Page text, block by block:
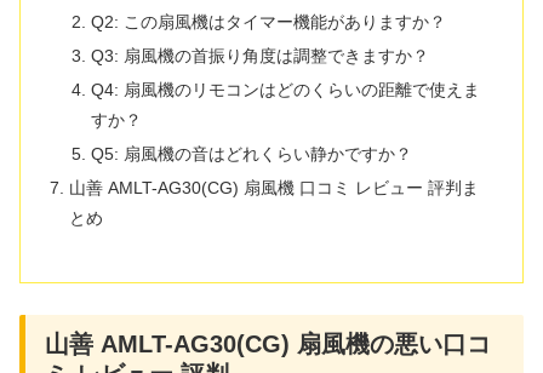
Q2: この扇風機はタイマー機能がありますか？
Q3: 扇風機の首振り角度は調整できますか？
Q4: 扇風機のリモコンはどのくらいの距離で使えま
すか？
Q5: 扇風機の音はどれくらい静かですか？
山善 AMLT-AG30(CG) 扇風機 口コミ レビュー 評判ま
とめ
山善 AMLT-AG30(CG) 扇風機の悪い口コ